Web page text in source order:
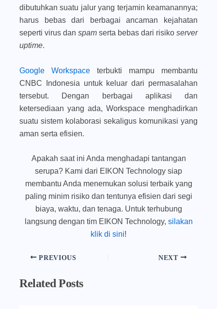
dibutuhkan suatu jalur yang terjamin keamanannya;
harus bebas dari berbagai ancaman kejahatan
seperti virus dan spam serta bebas dari risiko server
uptime.
Google Workspace terbukti mampu membantu
CNBC Indonesia untuk keluar dari permasalahan
tersebut. Dengan berbagai aplikasi dan
ketersediaan yang ada, Workspace menghadirkan
suatu sistem kolaborasi sekaligus komunikasi yang
aman serta efisien.
Apakah saat ini Anda menghadapi tantangan
serupa? Kami dari EIKON Technology siap
membantu Anda menemukan solusi terbaik yang
paling minim risiko dan tentunya efisien dari segi
biaya, waktu, dan tenaga. Untuk terhubung
langsung dengan tim EIKON Technology, silakan
klik di sini!
PREVIOUS NEXT
Related Posts